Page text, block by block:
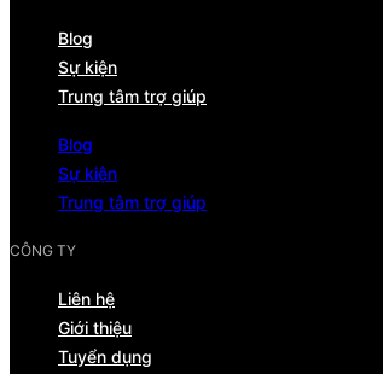
Blog
Sự kiện
Trung tâm trợ giúp
Blog
Sự kiện
Trung tâm trợ giúp
CÔNG TY
Liên hệ
Giới thiệu
Tuyển dụng